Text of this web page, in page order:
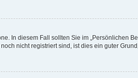
In diesem Fall sollten Sie im „Persönlichen
nicht registriert sind, ist dies ein guter